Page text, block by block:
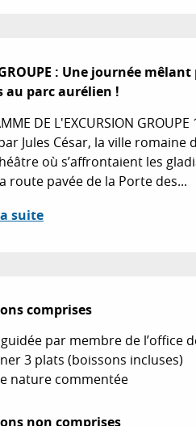
GROUPE : Une journée
au parc aurélien !
DE L'EXCURSION GROUPE
Jules César, la ville
où s’affrontaient les
route pavée de la Porte des...
suite
comprises
comprises
par membre de l’office
3 plats (boissons incluses)
nature commentée
non comprises
non comprises